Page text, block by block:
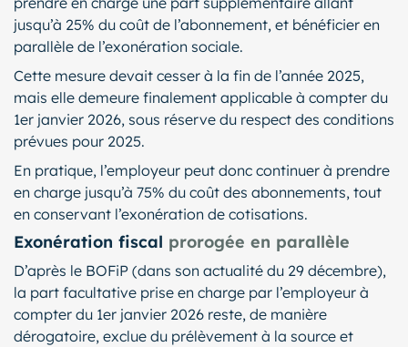
jusqu’à 25% du coût de l’abonnement, et bénéficier en
parallèle de l’exonération sociale.
Cette mesure devait cesser à la fin de l’année 2025,
mais elle demeure finalement applicable à compter du
1er janvier 2026, sous réserve du respect des conditions
prévues pour 2025.
En pratique, l’employeur peut donc continuer à prendre
en charge jusqu’à 75% du coût des abonnements, tout
en conservant l’exonération de cotisations.
Exonération fiscal prorogée en parallèle
D’après le BOFiP (dans son actualité du 29 décembre),
la part facultative prise en charge par l’employeur à
compter du 1er janvier 2026 reste, de manière
dérogatoire, exclue du prélèvement à la source et